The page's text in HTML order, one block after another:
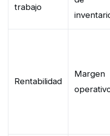
trabajo
Rentabilidad
Margen